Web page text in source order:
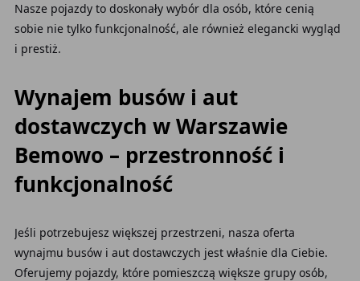
Nasze pojazdy to doskonały wybór dla osób, które cenią
sobie nie tylko funkcjonalność, ale również elegancki wygląd
i prestiż.
Wynajem busów i aut
dostawczych w Warszawie
Bemowo – przestronność i
funkcjonalność
Jeśli potrzebujesz większej przestrzeni, nasza oferta
wynajmu busów i aut dostawczych jest właśnie dla Ciebie.
Oferujemy pojazdy, które pomieszczą większe grupy osób,